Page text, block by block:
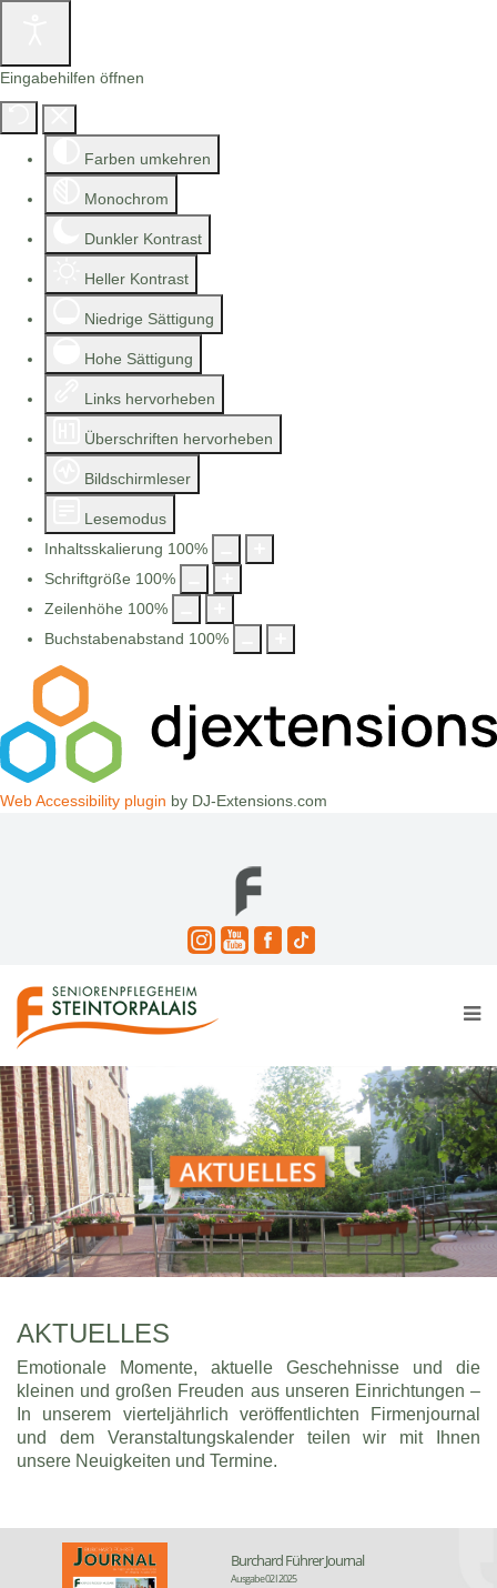
Eingabehilfen öffnen
Farben umkehren
Monochrom
Dunkler Kontrast
Heller Kontrast
Niedrige Sättigung
Hohe Sättigung
Links hervorheben
Überschriften hervorheben
Bildschirmleser
Lesemodus
Inhaltsskalierung 100%
Schriftgröße 100%
Zeilenhöhe 100%
Buchstabenabstand 100%
Web Accessibility plugin by DJ-Extensions.com
AKTUELLES
Emotionale Momente, aktuelle Geschehnisse und die
kleinen und großen Freuden aus unseren Einrichtungen –
In unserem vierteljährlich veröffentlichten Firmenjournal
und dem Veranstaltungskalender teilen wir mit Ihnen
unsere Neuigkeiten und Termine.
Burchard Führer Journal
Ausgabe 02 I 2025